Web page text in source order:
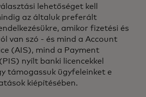
lehetőséget kell
az általuk preferált
amikor fizetési és
van szó - és mind a Account
(AIS), mind a Payment
nyílt banki licencekkel
támogassuk ügyfeleinket e
kiépítésében.